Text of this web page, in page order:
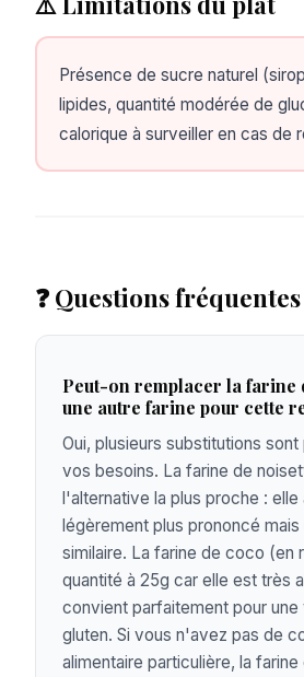
Présence de sucre naturel
lipides, quantité modérée de
calorique à surveiller en cas de
❓ Questions fréquentes
Peut-on remplacer la farine
une autre farine pour cette
Oui, plusieurs substitutions
vos besoins. La farine de
l'alternative la plus proche :
légèrement plus prononcé
similaire. La farine de coco (en
quantité à 25g car elle est très
convient parfaitement pour une
gluten. Si vous n'avez pas de
alimentaire particulière, la